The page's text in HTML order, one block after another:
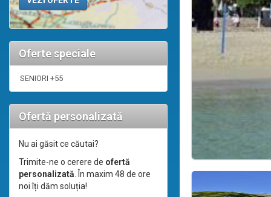
Oferte speciale
SENIORI +55
Ofertă personalizată
Nu ai găsit ce căutai?
Trimite-ne o cerere de ofertă
personalizată. În maxim 48 de ore
noi îți dăm soluția!